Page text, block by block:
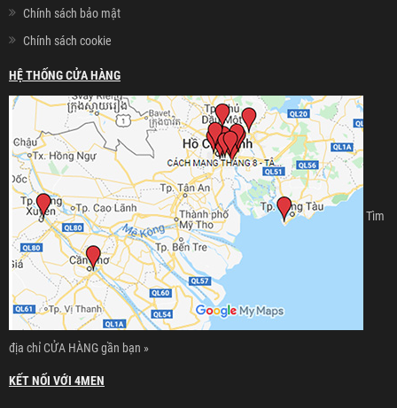
Chính sách bảo mật
Chính sách cookie
HỆ THỐNG CỬA HÀNG
Tìm
địa chỉ CỬA HÀNG gần bạn »
KẾT NỐI VỚI 4MEN